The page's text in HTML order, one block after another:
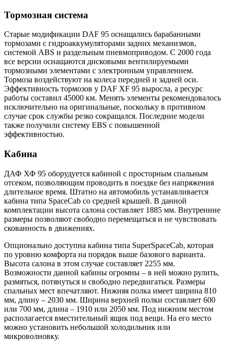
Тормозная система
Старые модификации DAF 95 оснащались барабанными
тормозами с гидроаккумуляторами задних механизмов,
системой ABS и раздельным пневмоприводом. С 2000 года
все версии оснащаются дисковыми вентилируемыми
тормозными элементами с электронным управлением.
Тормоза воздействуют на колеса передней и задней оси.
Эффективность тормозов у DAF XF 95 выросла, а ресурс
работы составил 45000 км. Менять элементы рекомендовалось
исключительно на оригинальные, поскольку в противном
случае срок службы резко сокращался. Последние модели
также получили систему EBS с повышенной
эффективностью.
Кабина
ДАФ ХФ 95 оборудуется кабиной с просторным спальным
отсеком, позволяющим проводить в поездке без напряжения
длительное время. Штатно на автомобиль устанавливается
кабина типа SpaceCab со средней крышей. В данной
комплектации высота салона составляет 1885 мм. Внутренние
размеры позволяют свободно перемещаться и не чувствовать
скованность в движениях.
Опционально доступна кабина типа SuperSpaceCab, которая
по уровню комфорта на порядок выше базового варианта.
Высота салона в этом случае составляет 2255 мм.
Возможности данной кабины огромны – в ней можно рулить,
размяться, потянуться и свободно передвигаться. Размеры
спальных мест впечатляют. Нижняя полка имеет ширина 810
мм, длину – 2030 мм. Ширина верхней полки составляет 600
или 700 мм, длина – 1910 или 2050 мм. Под нижним местом
располагается вместительный ящик под вещи. На его место
можно установить небольшой холодильник или
микроволновку.